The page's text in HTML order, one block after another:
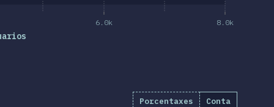
6.0k 8.0k
Porcentaxes Conta